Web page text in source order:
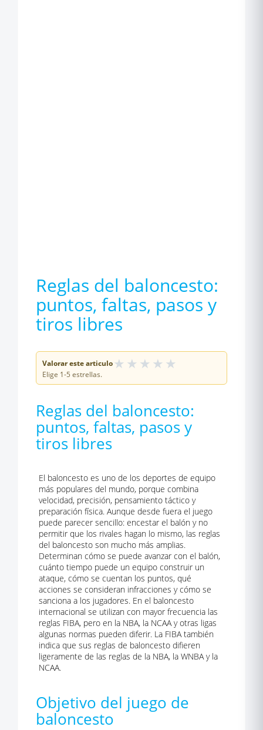
Reglas del baloncesto:
puntos, faltas, pasos y
tiros libres
Valorar este articulo★ ★ ★ ★ ★
Elige 1-5 estrellas.
Reglas del baloncesto:
puntos, faltas, pasos y
tiros libres
El baloncesto es uno de los deportes de equipo
más populares del mundo, porque combina
velocidad, precisión, pensamiento táctico y
preparación física. Aunque desde fuera el juego
puede parecer sencillo: encestar el balón y no
permitir que los rivales hagan lo mismo, las reglas
del baloncesto son mucho más amplias.
Determinan cómo se puede avanzar con el balón,
cuánto tiempo puede un equipo construir un
ataque, cómo se cuentan los puntos, qué
acciones se consideran infracciones y cómo se
sanciona a los jugadores. En el baloncesto
internacional se utilizan con mayor frecuencia las
reglas FIBA, pero en la NBA, la NCAA y otras ligas
algunas normas pueden diferir. La FIBA también
indica que sus reglas de baloncesto difieren
ligeramente de las reglas de la NBA, la WNBA y la
NCAA.
Objetivo del juego de
baloncesto